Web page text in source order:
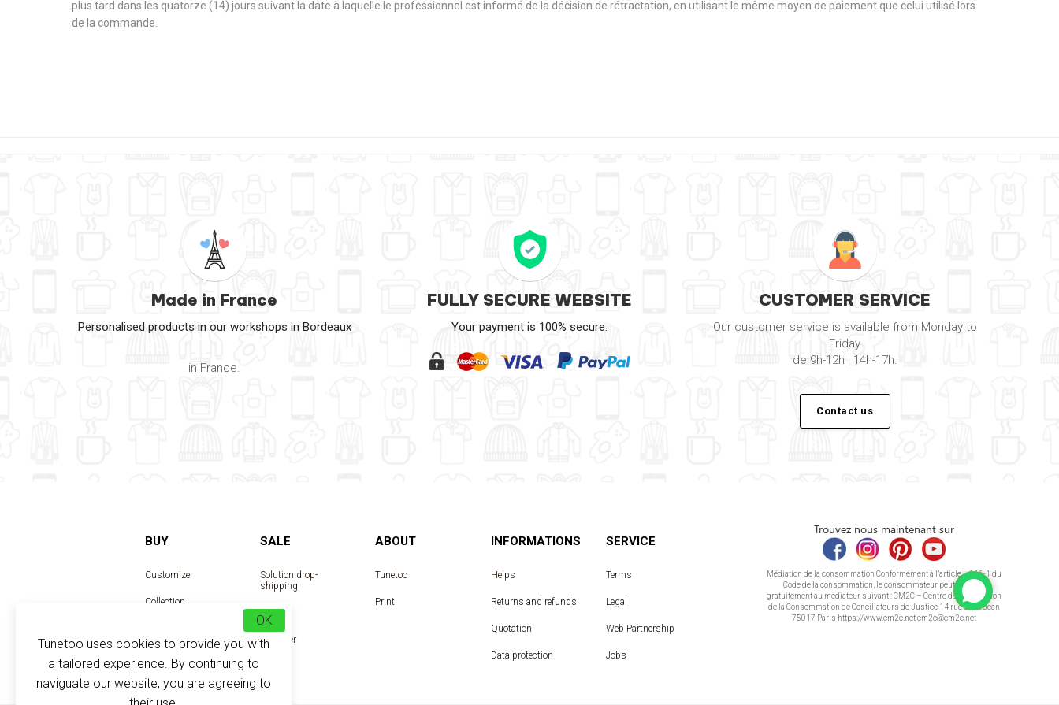
plus tard dans les quatorze (14) jours suivant la date à laquelle le professionnel est informé de la décision de rétractation, en utilisant le même moyen de paiement que celui utilisé lors
de la commande.
Made in France
Personalised products in our workshops in Bordeaux
in France.
FULLY SECURE WEBSITE
Your payment is 100% secure.
CUSTOMER SERVICE
Our customer service is available from Monday to
Friday
de 9h-12h | 14h-17h.
Contact us
BUY
Customize
Collection
SALE
Solution drop-
shipping
Reseller
Designer
ABOUT
Tunetoo
Print
INFORMATIONS
Helps
Returns and refunds
Quotation
Data protection
SERVICE
Terms
Legal
Web Partnership
Jobs
Trouvez nous maintenant sur
Médiation de la consommation Conformément à l’article L.616-1 du
Code de la consommation, le consommateur peut recourir
gratuitement au médiateur suivant : CM2C – Centre de la Médiation
de la Consommation de Conciliateurs de Justice 14 rue Saint Jean
75017 Paris https://www.cm2c.net cm2c@cm2c.net
Tunetoo uses cookies to provide you with
a tailored experience. By continuing to
naviguate our website, you are agreeing to
OK